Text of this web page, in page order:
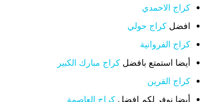
كراج الاحمدي
افضل كراج حولي
كراج الفروانية
أيضا استمتع بافضل كراج مبارك الكبير
كراج القرين
أيضا نوفر لكم افضل كراج العاصمة